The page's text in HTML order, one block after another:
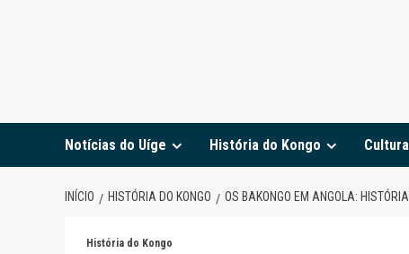
Notícias do Uíge História do Kongo Cultura
INÍCIO HISTÓRIA DO KONGO OS BAKONGO EM ANGOLA:
História do Kongo